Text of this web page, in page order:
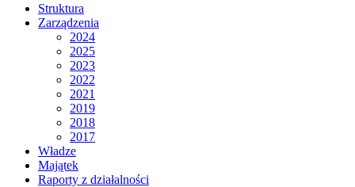
Struktura
Zarządzenia
2024
2025
2023
2022
2021
2019
2018
2017
Władze
Majątek
Raporty z działalności